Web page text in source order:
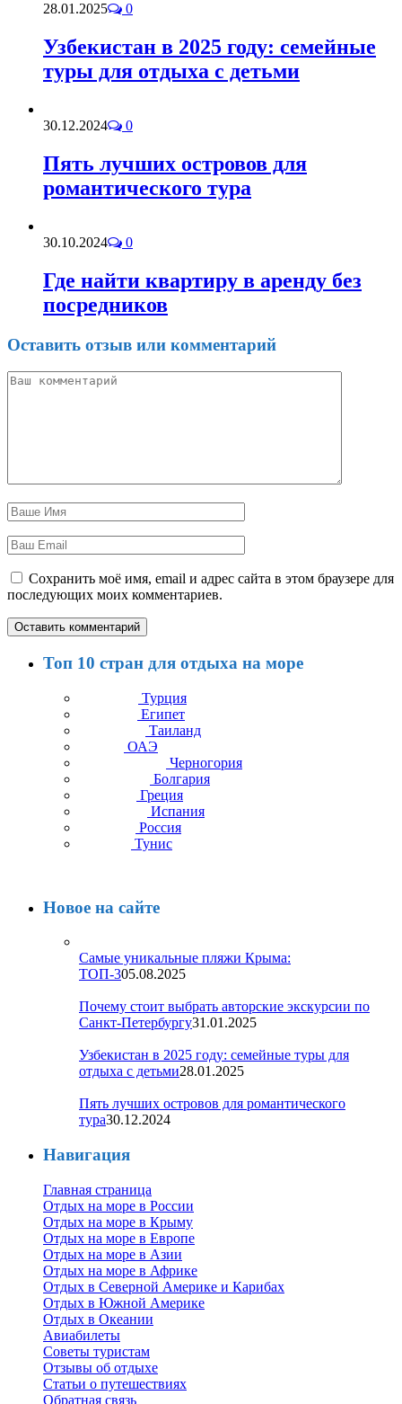
28.01.2025 0
Узбекистан в 2025 году: семейные
туры для отдыха с детьми
30.12.2024 0
Пять лучших островов для
романтического тура
30.10.2024 0
Где найти квартиру в аренду без
посредников
Оставить отзыв или комментарий
Сохранить моё имя, email и адрес сайта в этом браузере для
последующих моих комментариев.
Топ 10 стран для отдыха на море
Турция
Египет
Таиланд
ОАЭ
Черногория
Болгария
Греция
Испания
Россия
Тунис
Новое на сайте
Самые уникальные пляжи Крыма:
ТОП-305.08.2025
Почему стоит выбрать авторские экскурсии по
Санкт-Петербургу31.01.2025
Узбекистан в 2025 году: семейные туры для
отдыха с детьми28.01.2025
Пять лучших островов для романтического
тура30.12.2024
Навигация
Главная страница
Отдых на море в России
Отдых на море в Крыму
Отдых на море в Европе
Отдых на море в Азии
Отдых на море в Африке
Отдых в Северной Америке и Карибах
Отдых в Южной Америке
Отдых в Океании
Авиабилеты
Советы туристам
Отзывы об отдыхе
Статьи о путешествиях
Обратная связь